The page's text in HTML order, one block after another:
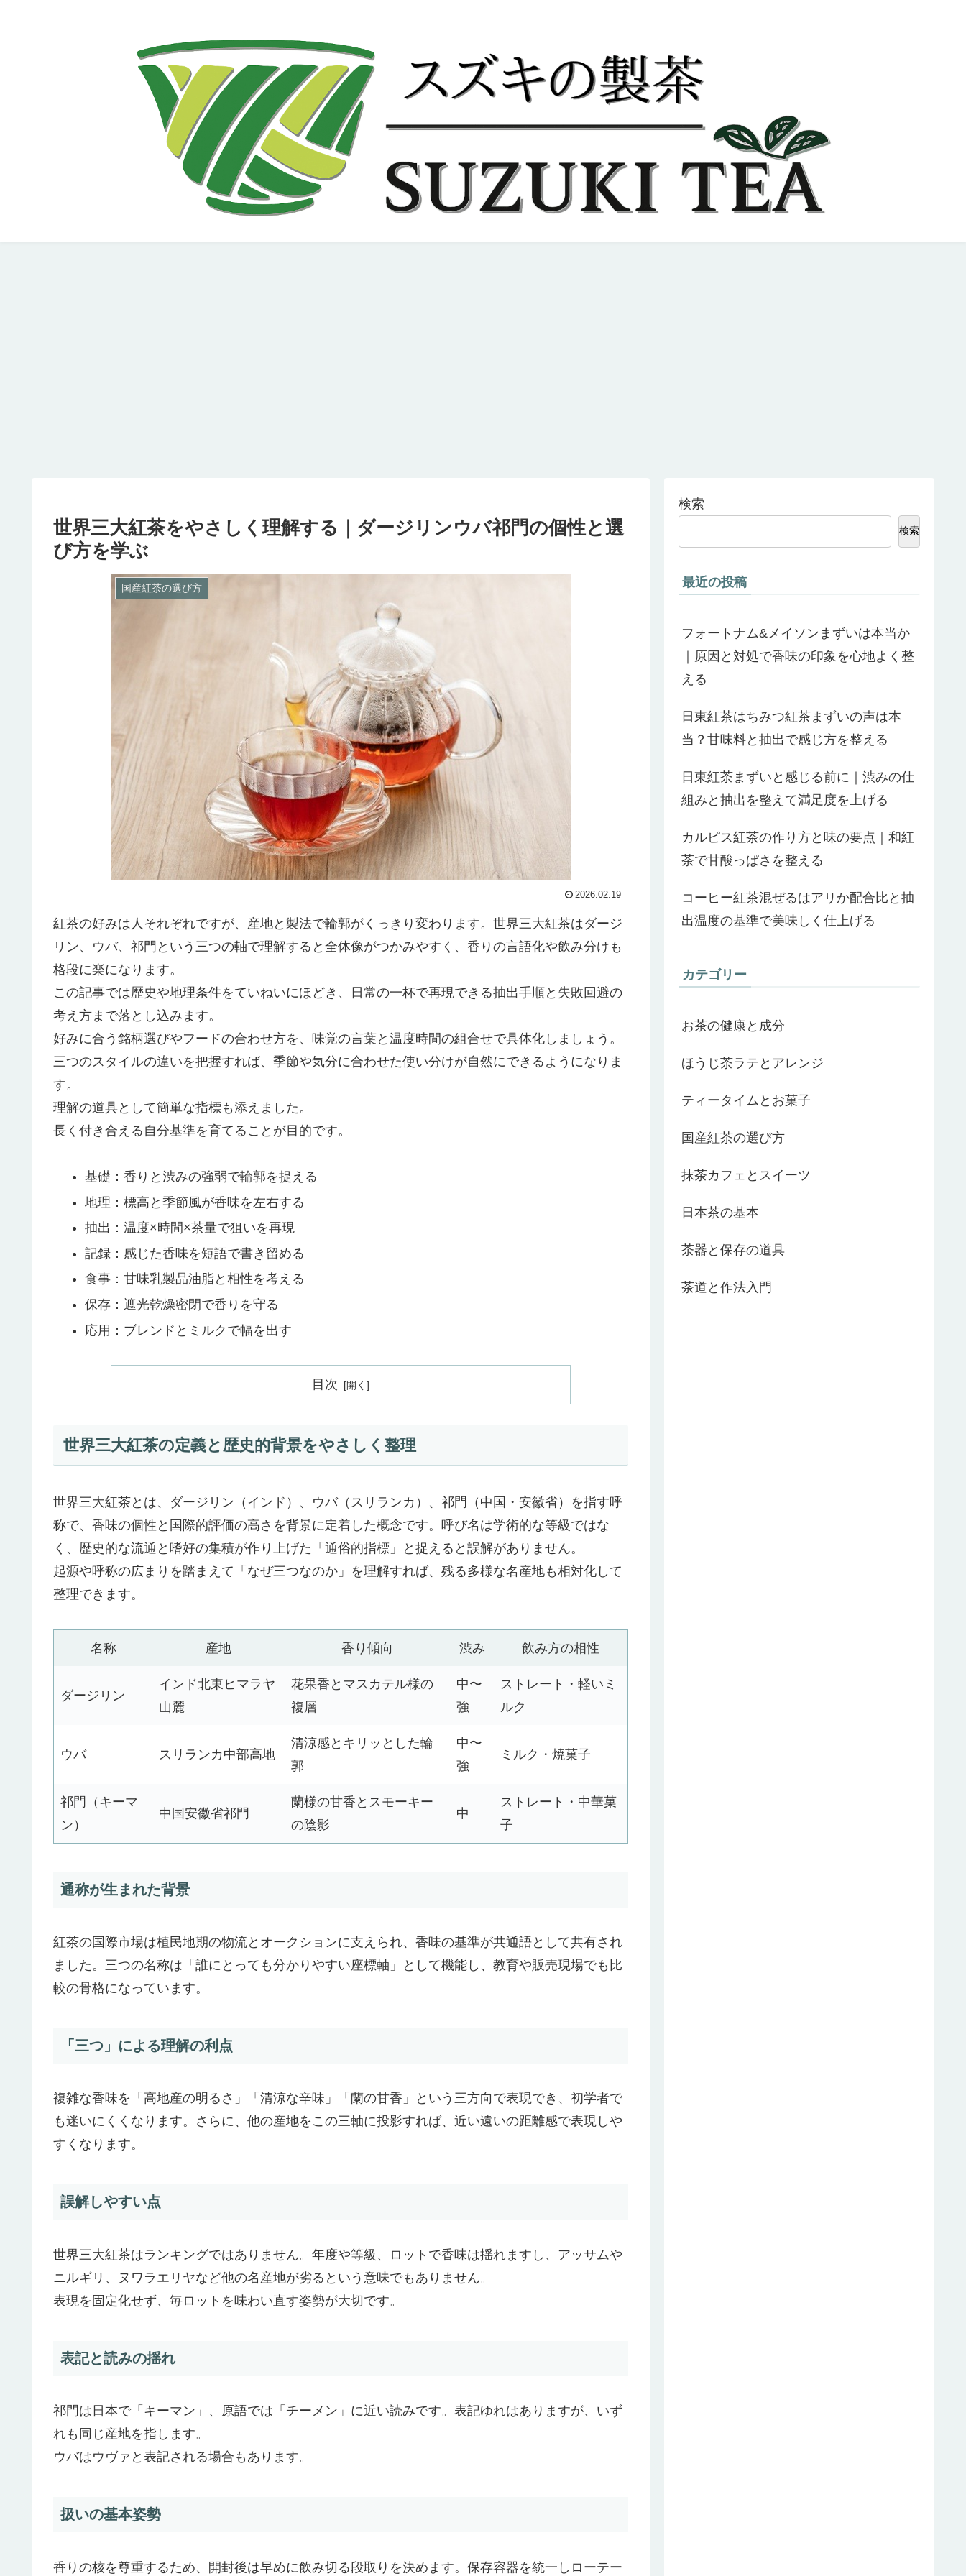
世界三大紅茶をやさしく理解する｜ダージリンウバ祁門の個性と選
び方を学ぶ
国産紅茶の選び方
2026.02.19
紅茶の好みは人それぞれですが、産地と製法で輪郭がくっきり変わります。世界三大紅茶はダージ
リン、ウバ、祁門という三つの軸で理解すると全体像がつかみやすく、香りの言語化や飲み分けも
格段に楽になります。
この記事では歴史や地理条件をていねいにほどき、日常の一杯で再現できる抽出手順と失敗回避の
考え方まで落とし込みます。
好みに合う銘柄選びやフードの合わせ方を、味覚の言葉と温度時間の組合せで具体化しましょう。
三つのスタイルの違いを把握すれば、季節や気分に合わせた使い分けが自然にできるようになりま
す。
理解の道具として簡単な指標も添えました。
長く付き合える自分基準を育てることが目的です。
基礎：香りと渋みの強弱で輪郭を捉える
地理：標高と季節風が香味を左右する
抽出：温度×時間×茶量で狙いを再現
記録：感じた香味を短語で書き留める
食事：甘味乳製品油脂と相性を考える
保存：遮光乾燥密閉で香りを守る
応用：ブレンドとミルクで幅を出す
目次
世界三大紅茶の定義と歴史的背景をやさしく整理
世界三大紅茶とは、ダージリン（インド）、ウバ（スリランカ）、祁門（中国・安徽省）を指す呼
称で、香味の個性と国際的評価の高さを背景に定着した概念です。呼び名は学術的な等級ではな
く、歴史的な流通と嗜好の集積が作り上げた「通俗的指標」と捉えると誤解がありません。
起源や呼称の広まりを踏まえて「なぜ三つなのか」を理解すれば、残る多様な名産地も相対化して
整理できます。
名称 産地 香り傾向 渋み 飲み方の相性
ダージリン
インド北東ヒマラヤ
山麓
花果香とマスカテル様の
複層
中〜
強
ストレート・軽いミ
ルク
ウバ スリランカ中部高地
清涼感とキリッとした輪
郭
中〜
強
ミルク・焼菓子
祁門（キーマ
ン）
中国安徽省祁門
蘭様の甘香とスモーキー
の陰影
中
ストレート・中華菓
子
通称が生まれた背景
紅茶の国際市場は植民地期の物流とオークションに支えられ、香味の基準が共通語として共有され
ました。三つの名称は「誰にとっても分かりやすい座標軸」として機能し、教育や販売現場でも比
較の骨格になっています。
「三つ」による理解の利点
複雑な香味を「高地産の明るさ」「清涼な辛味」「蘭の甘香」という三方向で表現でき、初学者で
も迷いにくくなります。さらに、他の産地をこの三軸に投影すれば、近い遠いの距離感で表現しや
すくなります。
誤解しやすい点
世界三大紅茶はランキングではありません。年度や等級、ロットで香味は揺れますし、アッサムや
ニルギリ、ヌワラエリヤなど他の名産地が劣るという意味でもありません。
表現を固定化せず、毎ロットを味わい直す姿勢が大切です。
表記と読みの揺れ
祁門は日本で「キーマン」、原語では「チーメン」に近い読みです。表記ゆれはありますが、いず
れも同じ産地を指します。
ウバはウヴァと表記される場合もあります。
扱いの基本姿勢
香りの核を尊重するため、開封後は早めに飲み切る段取りを決めます。保存容器を統一しローテー
検索
検索
最近の投稿
フォートナム&メイソンまずいは本当か
｜原因と対処で香味の印象を心地よく整
える
日東紅茶はちみつ紅茶まずいの声は本
当？甘味料と抽出で感じ方を整える
日東紅茶まずいと感じる前に｜渋みの仕
組みと抽出を整えて満足度を上げる
カルピス紅茶の作り方と味の要点｜和紅
茶で甘酸っぱさを整える
コーヒー紅茶混ぜるはアリか配合比と抽
出温度の基準で美味しく仕上げる
カテゴリー
お茶の健康と成分
ほうじ茶ラテとアレンジ
ティータイムとお菓子
国産紅茶の選び方
抹茶カフェとスイーツ
日本茶の基本
茶器と保存の道具
茶道と作法入門